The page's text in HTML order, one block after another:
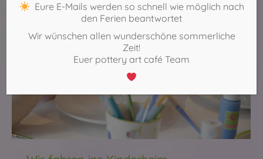
Eure E-Mails werden so schnell wie möglich nach
den Ferien beantwortet
Wir wünschen allen wunderschöne sommerliche
Zeit!
Euer pottery art café Team